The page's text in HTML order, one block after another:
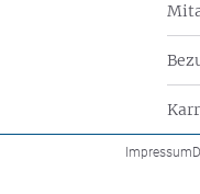
Impressum